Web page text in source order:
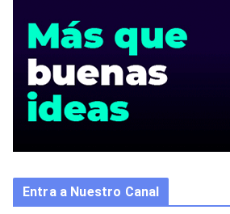
Entra a Nuestro Canal